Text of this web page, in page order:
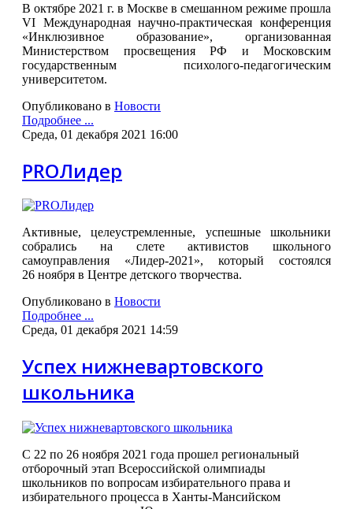
В октябре 2021 г. в Москве в смешанном режиме прошла
VI Международная научно-практическая конференция
«Инклюзивное образование», организованная
Министерством просвещения РФ и Московским
государственным психолого-педагогическим
университетом.
Опубликовано в Новости
Подробнее ...
Среда, 01 декабря 2021 16:00
PROЛидер
Активные, целеустремленные, успешные школьники
собрались на слете активистов школьного
самоуправления «Лидер-2021», который состоялся
26 ноября в Центре детского творчества.
Опубликовано в Новости
Подробнее ...
Среда, 01 декабря 2021 14:59
Успех нижневартовского
школьника
С 22 по 26 ноября 2021 года прошел региональный
отборочный этап Всероссийской олимпиады
школьников по вопросам избирательного права и
избирательного процесса в Ханты-Мансийском